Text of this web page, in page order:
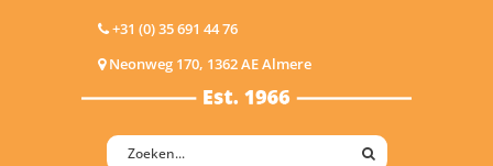
+31 (0) 35 691 44 76
Neonweg 170, 1362 AE Almere